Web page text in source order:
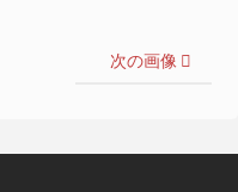
次の画像